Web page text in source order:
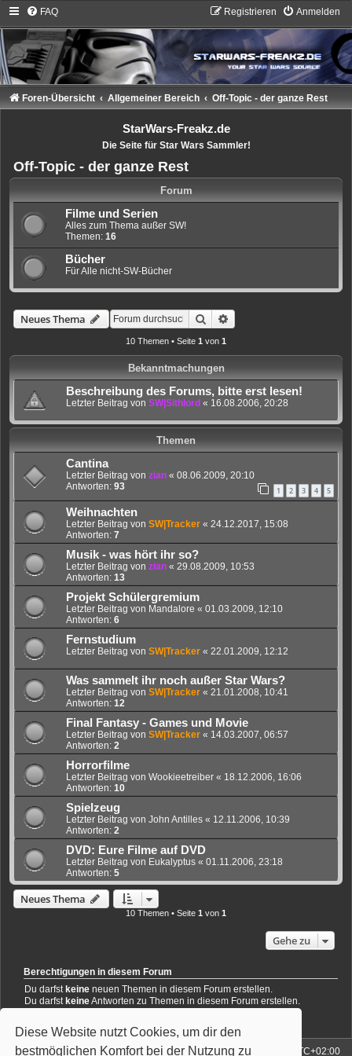
Diese Website nutzt Cookies, um dir den
bestmöglichen Komfort bei der Nutzung zu
FAQ Anmelden
Registrieren
Foren-Übersicht Allgemeiner Bereich Off-Topic - der ganze Rest
StarWars-Freakz.de
Die Seite für Star Wars Sammler!
Off-Topic - der ganze Rest
Forum
Filme und Serien
Alles zum Thema außer SW!
Themen: 16
Bücher
Für Alle nicht-SW-Bücher
Neues Thema Suche
10 Themen • Seite 1 von 1
Bekanntmachungen
Beschreibung des Forums, bitte erst lesen!
Letzter Beitrag von SW|Sithlord « 16.08.2006, 20:28
Themen
Cantina
Letzter Beitrag von zian « 08.06.2009, 20:10
Antworten: 93 1 2 3 4 5
Weihnachten
Letzter Beitrag von SW|Tracker « 24.12.2017, 15:08
Antworten: 7
Musik - was hört ihr so?
Letzter Beitrag von zian « 29.08.2009, 10:53
Antworten: 13
Projekt Schülergremium
Letzter Beitrag von Mandalore « 01.03.2009, 12:10
Antworten: 6
Fernstudium
Letzter Beitrag von SW|Tracker « 22.01.2009, 12:12
Was sammelt ihr noch außer Star Wars?
Letzter Beitrag von SW|Tracker « 21.01.2008, 10:41
Antworten: 12
Final Fantasy - Games und Movie
Letzter Beitrag von SW|Tracker « 14.03.2007, 06:57
Antworten: 2
Horrorfilme
Letzter Beitrag von Wookieetreiber « 18.12.2006, 16:06
Antworten: 10
Spielzeug
Letzter Beitrag von John Antilles « 12.11.2006, 10:39
Antworten: 2
DVD: Eure Filme auf DVD
Letzter Beitrag von Eukalyptus « 01.11.2006, 23:18
Antworten: 5
Neues Thema
10 Themen • Seite 1 von 1
Gehe zu
Berechtigungen in diesem Forum
Du darfst keine neuen Themen in diesem Forum erstellen.
Du darfst keineAntworten zu Themen in diesem Forum erstellen.
Du darfst deine Beiträge in diesem Forum
nicht
Du darfstkeineDateianhänge in diesem Forum erstellen.
Foren-Übersicht
Alle Zeiten sind UTC+02:00